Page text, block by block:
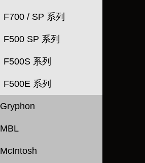
F700 / SP 系列
F500 SP 系列
F500S 系列
F500E 系列
Gryphon
MBL
McIntosh